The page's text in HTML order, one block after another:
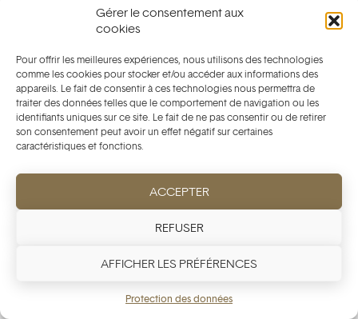
Gérer le consentement aux
cookies
Pour offrir les meilleures expériences, nous utilisons des technologies
comme les cookies pour stocker et/ou accéder aux informations des
appareils. Le fait de consentir à ces technologies nous permettra de
traiter des données telles que le comportement de navigation ou les
identifiants uniques sur ce site. Le fait de ne pas consentir ou de retirer
son consentement peut avoir un effet négatif sur certaines
caractéristiques et fonctions.
ACCEPTER
REFUSER
AFFICHER LES PRÉFÉRENCES
Protection des données
Protection des données
Conditions générales
Conditions Actions
Politique de cookie
Achats sécurisés
Paiement sécurisé garanti. Nous ne stockons pas
les détails de votre carte.